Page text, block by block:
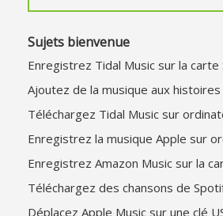
Sujets bienvenue
Enregistrez Tidal Music sur la carte
Ajoutez de la musique aux
Téléchargez Tidal Music sur
Enregistrez la musique Apple sur
Enregistrez Amazon Music sur la
Téléchargez des chansons de
Déplacez Apple Music sur une clé